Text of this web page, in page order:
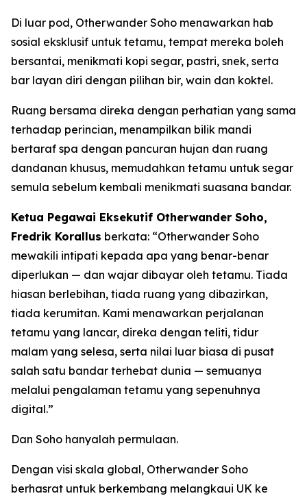
Di luar pod, Otherwander Soho menawarkan hab
sosial eksklusif untuk tetamu, tempat mereka boleh
bersantai, menikmati kopi segar, pastri, snek, serta
bar layan diri dengan pilihan bir, wain dan koktel.
Ruang bersama direka dengan perhatian yang sama
terhadap perincian, menampilkan bilik mandi
bertaraf spa dengan pancuran hujan dan ruang
dandanan khusus, memudahkan tetamu untuk segar
semula sebelum kembali menikmati suasana bandar.
Ketua Pegawai Eksekutif Otherwander Soho,
Fredrik Korallus berkata: “Otherwander Soho
mewakili intipati kepada apa yang benar-benar
diperlukan — dan wajar dibayar oleh tetamu. Tiada
hiasan berlebihan, tiada ruang yang dibazirkan,
tiada kerumitan. Kami menawarkan perjalanan
tetamu yang lancar, direka dengan teliti, tidur
malam yang selesa, serta nilai luar biasa di pusat
salah satu bandar terhebat dunia — semuanya
melalui pengalaman tetamu yang sepenuhnya
digital.”
Dan Soho hanyalah permulaan.
Dengan visi skala global, Otherwander Soho
berhasrat untuk berkembang melangkaui UK ke